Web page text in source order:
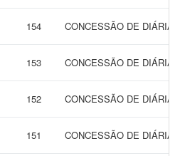
154 CONCESSÃO DE
153 CONCESSÃO DE
152 CONCESSÃO DE
151 CONCESSÃO DE